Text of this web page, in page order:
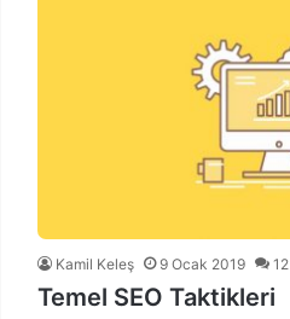
Kamil Keleş 9 Ocak 2019 12
Temel SEO Taktikleri